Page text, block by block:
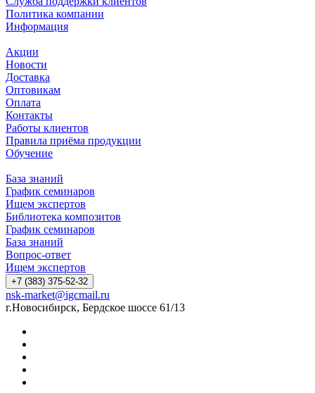
Политика компании
Информация
Акции
Новости
Доставка
Оптовикам
Оплата
Контакты
Работы клиентов
Правила приёма продукции
Обучение
База знаний
График семинаров
Ищем экспертов
Библиотека композитов
График семинаров
База знаний
Вопрос-ответ
Ищем экспертов
+7 (383) 375-52-32
nsk-market@igcmail.ru
г.Новосибирск, Бердское шоссе 61/13